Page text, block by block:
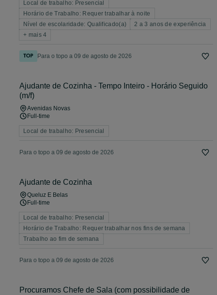
Local de trabalho: Presencial
Horário de Trabalho: Requer trabalhar à noite
Nível de escolaridade: Qualificado(a)
2 a 3 anos de experiência
+ mais 4
Para o topo a 09 de agosto de 2026
Ajudante de Cozinha - Tempo Inteiro - Horário Seguido
(m/f)
Avenidas Novas
Full-time
Local de trabalho: Presencial
Para o topo a 09 de agosto de 2026
Ajudante de Cozinha
Queluz E Belas
Full-time
Local de trabalho: Presencial
Horário de Trabalho: Requer trabalhar nos fins de semana
Trabalho ao fim de semana
Para o topo a 09 de agosto de 2026
Procuramos Chefe de Sala (com possibilidade de